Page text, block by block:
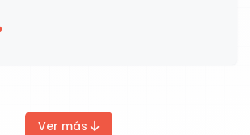
Ver más